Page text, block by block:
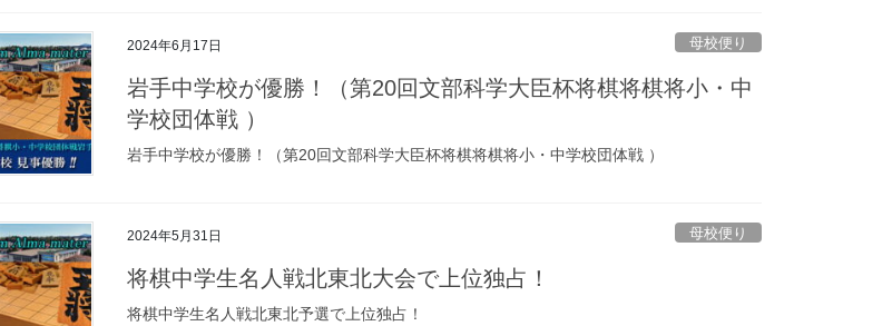
2024年6月17日 母校便り
岩手中学校が優勝！（第20回文部科学大臣杯将棋将棋将小・中
学校団体戦 ）
岩手中学校が優勝！（第20回文部科学大臣杯将棋将棋将小・中学校団体戦 ）
2024年5月31日 母校便り
将棋中学生名人戦北東北大会で上位独占！
将棋中学生名人戦北東北予選で上位独占！